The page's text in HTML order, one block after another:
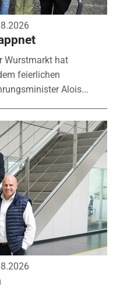
Wurstmarkt hat
feierlichen
Alois...